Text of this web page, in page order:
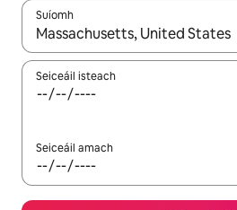
Suíomh
Nuair a bheidh torthaí ar fáil,
Seiceáil isteach
Seiceáil amach